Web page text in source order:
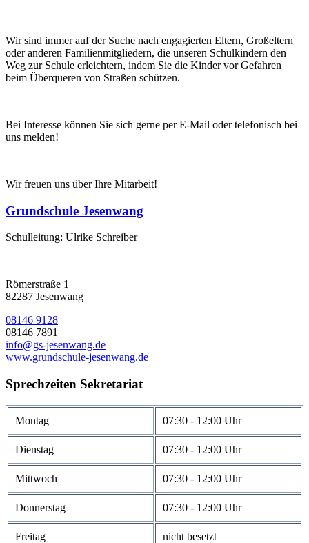
Wir sind immer auf der Suche nach engagierten Eltern, Großeltern
oder anderen Familienmitgliedern, die unseren Schulkindern den
Weg zur Schule erleichtern, indem Sie die Kinder vor Gefahren
beim Überqueren von Straßen schützen.
Bei Interesse können Sie sich gerne per E-Mail oder telefonisch bei
uns melden!
Wir freuen uns über Ihre Mitarbeit!
Grundschule Jesenwang
Schulleitung: Ulrike Schreiber
Römerstraße 1
82287 Jesenwang
08146 9128
08146 7891
info@gs-jesenwang.de
www.grundschule-jesenwang.de
Sprechzeiten Sekretariat
Montag 07:30 - 12:00 Uhr
Dienstag 07:30 - 12:00 Uhr
Mittwoch 07:30 - 12:00 Uhr
Donnerstag 07:30 - 12:00 Uhr
Freitag nicht besetzt